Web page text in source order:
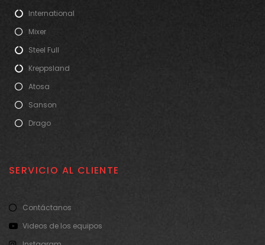
International
Mixer
Steel Full
Kreppsland
Atosa
Sanson
Drago
SERVICIO AL CLIENTE
Contáctanos
Videos de los equipos